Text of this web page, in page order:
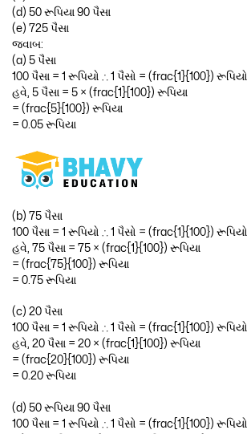
(d) 50 રૂપિયા 90 પૈસા
(e) 725 પૈસા
જવાબ:
(a) 5 પૈસા
100 પૈસા = 1 રૂપિયો ∴ 1 પૈસો = (frac{1}{100}) રૂપિયો
હવે, 5 પૈસા = 5 × (frac{1}{100}) રૂપિયા
= (frac{5}{100}) રૂપિયા
= 0.05 રૂપિયા
(b) 75 પૈસા
100 પૈસા = 1 રૂપિયો ∴ 1 પૈસો = (frac{1}{100}) રૂપિયો
હવે, 75 પૈસા = 75 × (frac{1}{100}) રૂપિયા
= (frac{75}{100}) રૂપિયા
= 0.75 રૂપિયા
(c) 20 પૈસા
100 પૈસા = 1 રૂપિયો ∴ 1 પૈસો = (frac{1}{100}) રૂપિયો
હવે, 20 પૈસા = 20 × (frac{1}{100}) રૂપિયા
= (frac{20}{100}) રૂપિયા
= 0.20 રૂપિયા
(d) 50 રૂપિયા 90 પૈસા
100 પૈસા = 1 રૂપિયો ∴ 1 પૈસો = (frac{1}{100}) રૂપિયો